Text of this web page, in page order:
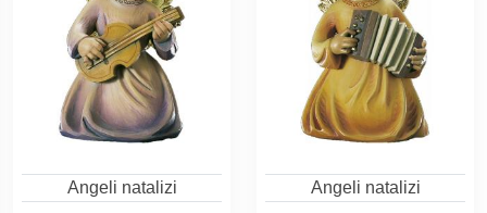
Angeli natalizi
Angeli natalizi